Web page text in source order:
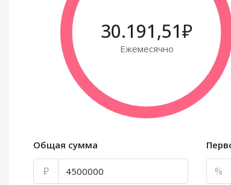
30.191,51₽
Ежемесячно
Общая сумма
₽ %